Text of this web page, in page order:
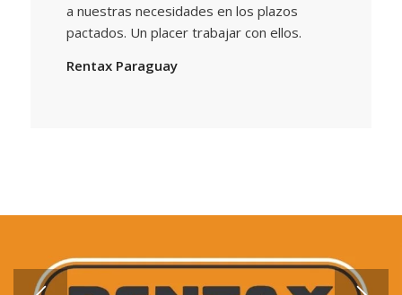
a nuestras necesidades en los plazos
pactados. Un placer trabajar con ellos.
Rentax Paraguay